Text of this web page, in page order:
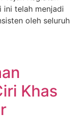
ini telah menjadi
oleh seluruh
Khas